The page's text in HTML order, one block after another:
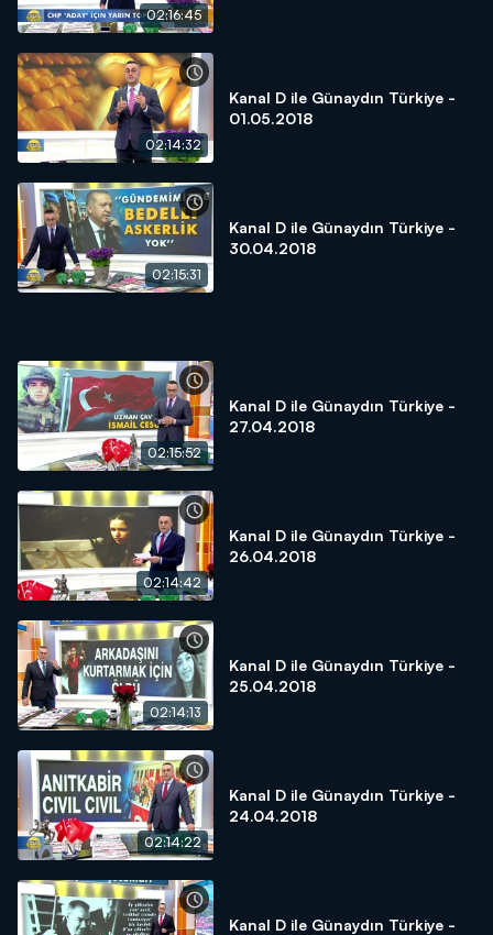
02:16:45
02:14:32
Kanal D ile Günaydın Türkiye -
01.05.2018
02:15:31
Kanal D ile Günaydın Türkiye -
30.04.2018
02:15:52
Kanal D ile Günaydın Türkiye -
27.04.2018
02:14:42
Kanal D ile Günaydın Türkiye -
26.04.2018
02:14:13
Kanal D ile Günaydın Türkiye -
25.04.2018
02:14:22
Kanal D ile Günaydın Türkiye -
24.04.2018
Kanal D ile Günaydın Türkiye -